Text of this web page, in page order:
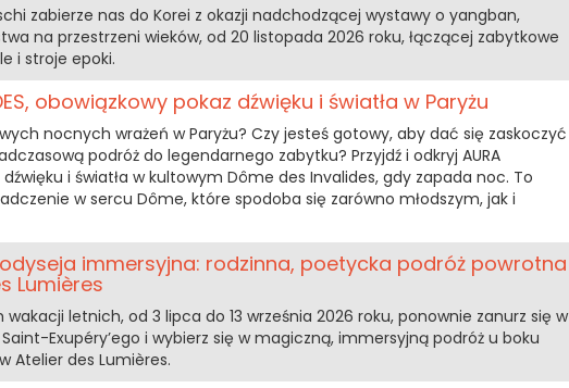
zabierze nas do Korei z okazji nadchodzącej wystawy o yangban,
na przestrzeni wieków, od 20 listopada 2026 roku, łączącej zabytkowe
i stroje epoki.
obowiązkowy pokaz dźwięku i światła w Paryżu
nocnych wrażeń w Paryżu? Czy jesteś gotowy, aby dać się
podróż do legendarnego zabytku? Przyjdź i odkryj AURA
dźwięku i światła w kultowym Dôme des Invalides, gdy zapada noc. To
w sercu Dôme, które spodoba się zarówno młodszym, jak i
odyseja immersyjna: rodzinna, poetycka podróż powrotna
Lumières
wakacji letnich, od 3 lipca do 13 września 2026 roku, ponownie zanurz się w
Exupéry’ego i wybierz się w magiczną, immersyjną podróż u boku
Atelier des Lumières.